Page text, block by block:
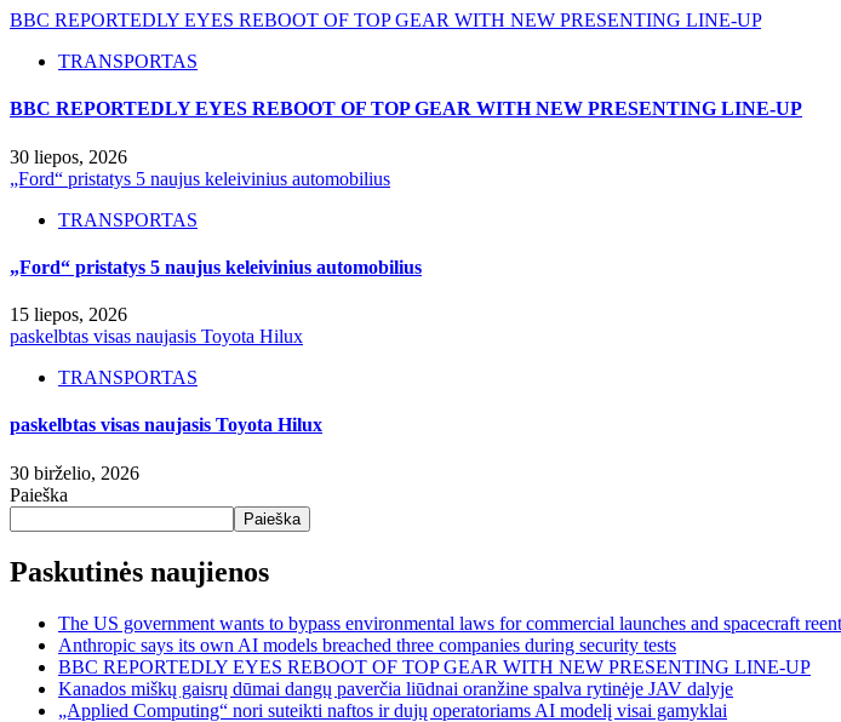
BBC REPORTEDLY EYES REBOOT OF TOP GEAR WITH NEW PRESENTING LINE-UP
TRANSPORTAS
BBC REPORTEDLY EYES REBOOT OF TOP GEAR WITH NEW PRESENTING LINE-UP
30 liepos, 2026
„Ford“ pristatys 5 naujus keleivinius automobilius
TRANSPORTAS
„Ford“ pristatys 5 naujus keleivinius automobilius
15 liepos, 2026
paskelbtas visas naujasis Toyota Hilux
TRANSPORTAS
paskelbtas visas naujasis Toyota Hilux
30 birželio, 2026
Paieška
Paieška
Paskutinės naujienos
The US government wants to bypass environmental laws for commercial launches and spacecraft
Anthropic says its own AI models breached three companies during security tests
BBC REPORTEDLY EYES REBOOT OF TOP GEAR WITH NEW PRESENTING LINE-UP
Kanados miškų gaisrų dūmai dangų paverčia liūdnai oranžine spalva rytinėje JAV dalyje
„Applied Computing“ nori suteikti naftos ir dujų operatoriams AI modelį visai gamyklai